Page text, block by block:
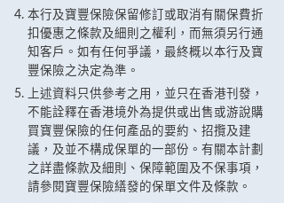
本行及寶豐保險保留修訂或取消有關保費折
扣優惠之條款及細則之權利，而無須另行通
知客戶。如有任何爭議，最終概以本行及寶
豐保險之決定為準。
上述資料只供參考之用，並只在香港刊發，
不能詮釋在香港境外為提供或出售或游說購
買寶豐保險的任何產品的要約、招攬及建
議，及並不構成保單的一部份。有關本計劃
之詳盡條款及細則、保障範圍及不保事項，
請參閱寶豐保險繕發的保單文件及條款。